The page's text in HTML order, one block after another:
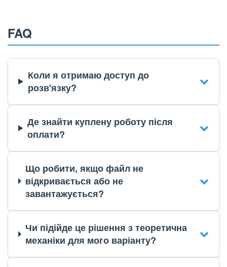
FAQ
Коли я отримаю доступ до
розв'язку?
Де знайти куплену роботу після
оплати?
Що робити, якщо файл не
відкривається або не
завантажується?
Чи підійде це рішення з теоретична
механіки для мого варіанту?